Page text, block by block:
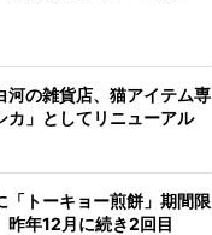
河の雑貨店、猫アイテム専
カ」としてリニューアル
「トーキョー煎餅」期間限
年12月に続き2回目